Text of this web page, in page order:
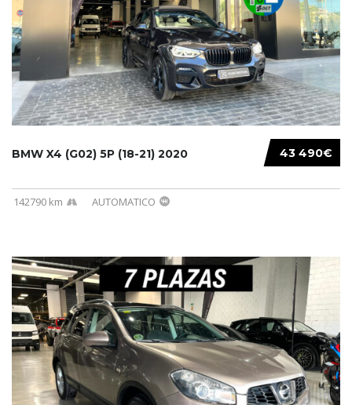
43 490€
BMW X4 (G02) 5P (18-21) 2020
142790 km AUTOMATICO